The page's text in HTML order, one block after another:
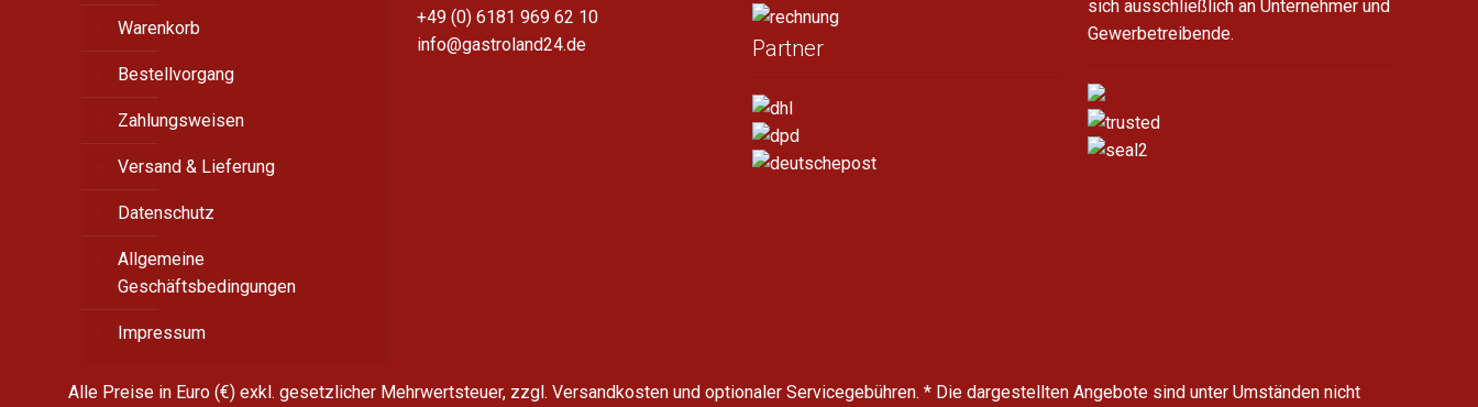
Warenkorb
Bestellvorgang
Zahlungsweisen
Versand & Lieferung
Datenschutz
Allgemeine
Geschäftsbedingungen
Impressum
+49 (0) 6181 969 62 10
info@gastroland24.de
Partner
sich ausschließlich an Unternehmer und
Gewerbetreibende.
Alle Preise in Euro (€) exkl. gesetzlicher Mehrwertsteuer, zzgl. Versandkosten und optionaler Servicegebühren. * Die dargestellten Angebote sind unter Umständen nicht